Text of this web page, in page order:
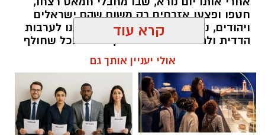
יש לכם מידע חשוב שטרם נחשף? צילומים מאירוע
חדשותי? מצאתם טעות בכתבה? נשמח שתשתפו
אותנו
חטפו ופצעו אזרחים רק משום שהם ישראלים
ויהודים, נדמה היה שהאסון יחזיר אותנו לערבות
הדדית ולתחושת גורל משותף. אבל ככל שחולף
הזמן, הוויכוחים סביב השוויון בנטל, הפטור מגיוס,
תקציבי הישיבות, נטל המס, קמפיינים ייעודיים
למגזרים מסוימים והמחאות נגד גיוס בני ישיבות
רק הולכים ומעמיקים. בזמן שהלוחמים
והמילואימניקים ממשיכים לשלם מחיר כבד כדי
להגן על כולנו, רבים שואלים האם האחריות
הלאומית מתחלקת באמת באופן שוויוני. זו אינה
קרא עוד
אולי יעניין אותך גם